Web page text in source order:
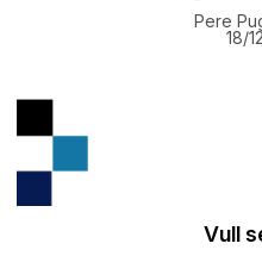
Pere
18/
Vull